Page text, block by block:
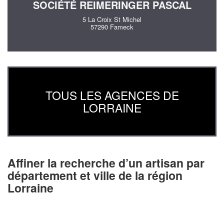
SOCIÉTÉ REIMERINGER PASCAL
5 La Croix St Michel
57290 Fameck
TOUS LES AGENCES DE
LORRAINE
Affiner la recherche d’un artisan par
département et ville de la région
Lorraine